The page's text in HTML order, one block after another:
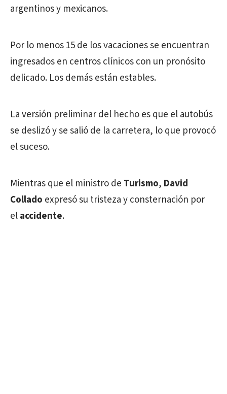
argentinos y mexicanos.
Por lo menos 15 de los vacaciones se encuentran
ingresados en centros clínicos con un pronósito
delicado. Los demás están estables.
La versión preliminar del hecho es que el autobús
se deslizó y se salió de la carretera, lo que provocó
el suceso.
Mientras que el ministro de Turismo, David
Collado expresó su tristeza y consternación por
elaccidente.